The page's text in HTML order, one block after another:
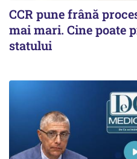
CCR pune frână
mai mari. Cine poate
statului